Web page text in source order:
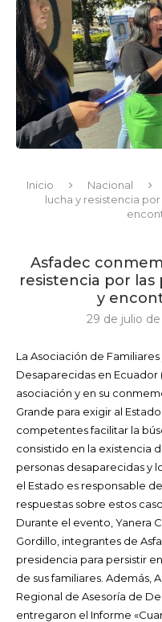
Inicio Nacional
lucha y resistencia
Asfadec
resistencia por las
y
29 de julio
La Asociación de
Desaparecidas en Ecuador
asociación y en su
Grande para exigir al
competentes facilitar la
consistido en la existencia
personas desaparecidas y
el Estado es responsable
respuestas sobre estos
Durante el evento, Yanera
Gordillo, integrantes de
presidencia para persistir
de sus familiares. Además,
Regional de Asesoría de
entregaron el Informe